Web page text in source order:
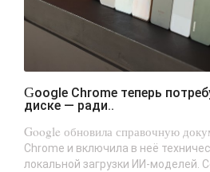
Google Chrome теперь потребует до 20 Гбайт на
диске — ради..
Google обновила справочную
Chrome и включила в неё
локальной загрузки ИИ-моделей.